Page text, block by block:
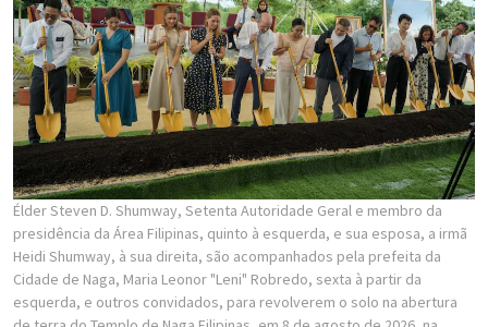
Élder Steven D. Shumway, Setenta Autoridade Geral e membro da
presidência da Área Filipinas, quinto à esquerda, e sua esposa, a irmã
Heidi Shumway, à sua direita, são acompanhados pela prefeita da
Cidade de Naga, Maria Leonor "Leni" Robredo, sexta à partir da
esquerda, e outros convidados, para revolverem o solo na abertura